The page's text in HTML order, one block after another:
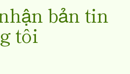
bản tin
tôi